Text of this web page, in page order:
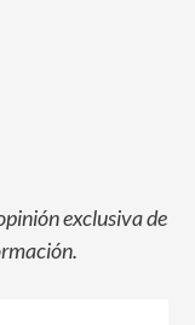
exclusiva de